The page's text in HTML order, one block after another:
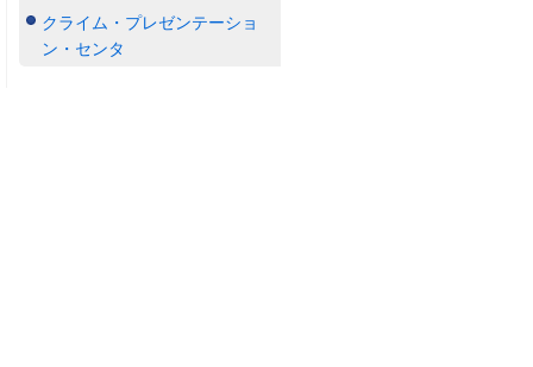
クライム・プレゼンテーショ
ン・センタ